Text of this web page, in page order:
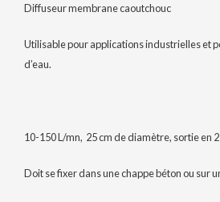
Diffuseur membrane caoutchouc
Utilisable pour applications industrielles et
d’eau.
10-150 L/mn, 25 cm de diamètre, sortie en
Doit se fixer dans une chappe béton ou sur